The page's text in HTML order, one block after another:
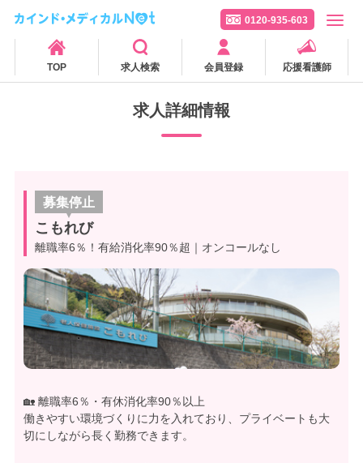
0120-935-603
TOP 求人検索 会員登録 応援看護師
求人詳細情報
募集停止
こもれび
離職率6％！有給消化率90％超｜オンコールなし
🏡 離職率6％・有休消化率90％以上
働きやすい環境づくりに力を入れており、プライベートも大
切にしながら長く勤務できます。